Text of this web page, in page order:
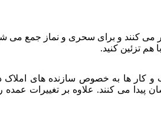
می کنند و برای سحری و نماز جمع می
هم تزئین کنید.
ها به خصوص سازنده های املاک
می کنند. علاوه بر تغییرات عمده